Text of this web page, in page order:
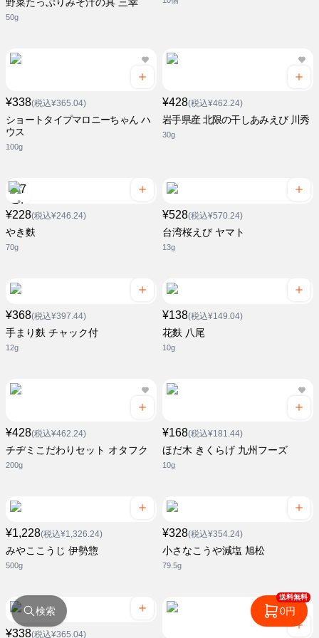
50g
¥338(税込¥365.04)
ショートタイプマロニーちゃん ハ
ウス
100g
¥428(税込¥462.24)
岩手県産 北限の干しあみえび 川秀
30g
¥228(税込¥246.24)
やき麩
70g
¥528(税込¥570.24)
台湾桜えび ヤマト
13g
¥368(税込¥397.44)
手まり麩 チャック付
12g
¥138(税込¥149.04)
花麩 八尾
10g
¥428(税込¥462.24)
チヂミこだわりセット オタフク
200g
¥168(税込¥181.44)
ほだ木 きくらげ 九州フーズ
10g
¥1,228(税込¥1,326.24)
みやここうじ 伊勢惣
500g
¥328(税込¥354.24)
小さなこうや減塩 旭松
79.5g
¥338(税込¥365.04)
検索
送料無料
0円